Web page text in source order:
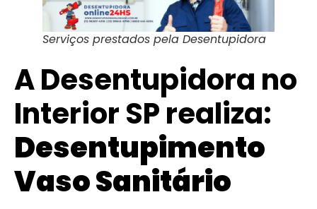
Serviços prestados pela Desentupidora
A Desentupidora no
Interior SP realiza:
Desentupimento
Vaso Sanitário